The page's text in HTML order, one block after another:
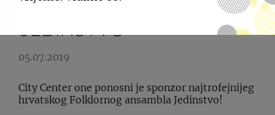
PONOSNI SPONZOR FA
JEDINSTVO
05.07.2019
City Center one ponosni je sponzor najtrofejnijeg
hrvatskog Folklornog ansambla Jedinstvo!